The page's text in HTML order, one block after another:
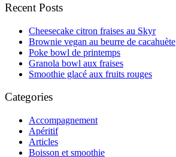
Recent Posts
Cheesecake citron fraises au Skyr
Brownie vegan au beurre de cacahuète
Poke bowl de printemps
Granola bowl aux fraises
Smoothie glacé aux fruits rouges
Categories
Accompagnement
Apéritif
Articles
Boisson et smoothie